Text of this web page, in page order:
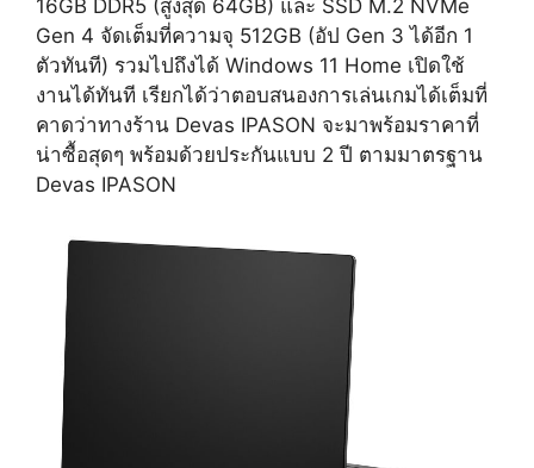
16GB DDR5 (สูงสุด 64GB) และ SSD M.2 NVMe
Gen 4 จัดเต็มที่ความจุ 512GB (อัป Gen 3 ได้อีก 1
ตัวทันที) รวมไปถึงได้ Windows 11 Home เปิดใช้
งานได้ทันที เรียกได้ว่าตอบสนองการเล่นเกมได้เต็มที่
คาดว่าทางร้าน Devas IPASON จะมาพร้อมราคาที่
น่าซื้อสุดๆ พร้อมด้วยประกันแบบ 2 ปี ตามมาตรฐาน
Devas IPASON